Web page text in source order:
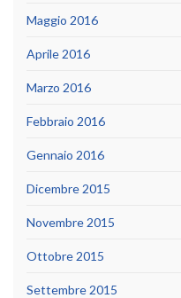
Maggio 2016
Aprile 2016
Marzo 2016
Febbraio 2016
Gennaio 2016
Dicembre 2015
Novembre 2015
Ottobre 2015
Settembre 2015